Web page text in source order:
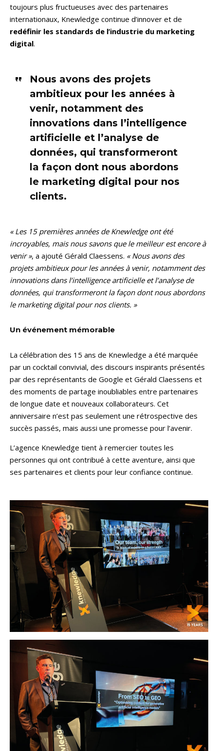
toujours plus fructueuses avec des partenaires
internationaux, Knewledge continue d’innover et de
redéfinir les standards de l’industrie du marketing
digital.
Nous avons des projets
ambitieux pour les années à
venir, notamment des
innovations dans l’intelligence
artificielle et l’analyse de
données, qui transformeront
la façon dont nous abordons
le marketing digital pour nos
clients.
« Les 15 premières années de Knewledge ont été
incroyables, mais nous savons que le meilleur est encore à
venir », a ajouté Gérald Claessens. « Nous avons des
projets ambitieux pour les années à venir, notamment des
innovations dans l’intelligence artificielle et l’analyse de
données, qui transformeront la façon dont nous abordons
le marketing digital pour nos clients. »
Un événement mémorable
La célébration des 15 ans de Knewledge a été marquée
par un cocktail convivial, des discours inspirants présentés
par des représentants de Google et Gérald Claessens et
des moments de partage inoubliables entre partenaires
de longue date et nouveaux collaborateurs. Cet
anniversaire n’est pas seulement une rétrospective des
succès passés, mais aussi une promesse pour l’avenir.
L’agence Knewledge tient à remercier toutes les
personnes qui ont contribué à cette aventure, ainsi que
ses partenaires et clients pour leur confiance continue.